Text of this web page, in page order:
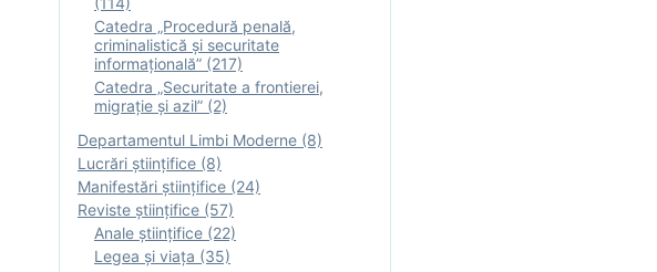
Catedra „Procedură penală,
criminalistică și securitate
informațională” (217)
Catedra „Securitate a frontierei,
migrație și azil” (2)
Departamentul Limbi Moderne (8)
Lucrări științifice (8)
Manifestări ştiinţifice (24)
Reviste ştiinţifice (57)
Anale ştiinţifice (22)
Legea şi viaţa (35)